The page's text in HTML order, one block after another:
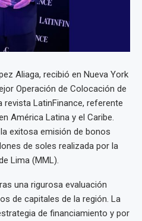
Aliaga, recibió en Nueva York
Operación de Colocación de
LatinFinance, referente
América Latina y el Caribe.
exitosa emisión de bonos
de soles realizada por la
Lima (MML).
una rigurosa evaluación
de capitales de la región. La
de financiamiento y por